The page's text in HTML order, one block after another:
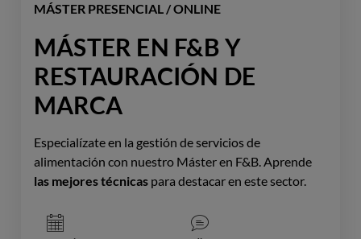
MÁSTER PRESENCIAL / ONLINE
MÁSTER EN F&B Y
RESTAURACIÓN DE
MARCA
Especialízate en la gestión de servicios de
alimentación con nuestro Máster en F&B. Aprende
las mejores técnicas para destacar en este sector.